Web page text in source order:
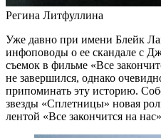
Регина Литфуллина
Уже давно при имени Блейк
инфоповоды о ее скандале с
съемок в фильме «Все
не завершился, однако
припоминать эту историю.
звезды «Сплетницы» новая
лентой «Все закончится на